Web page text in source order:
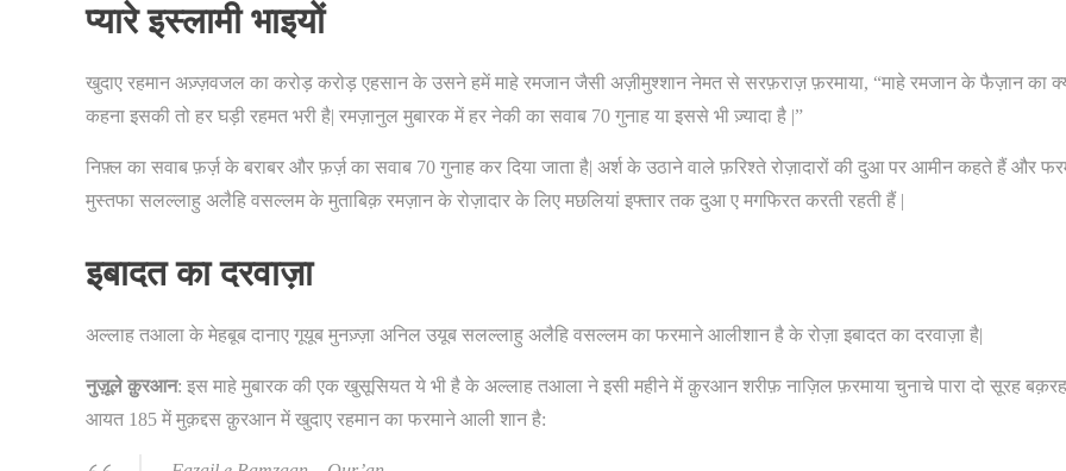
प्यारे इस्लामी भाइयों
खुदाए रहमान अज़्ज़वजल का करोड़ करोड़ एहसान के उसने हमें माहे रमजान जैसी अज़ीमुश्शान नेमत से सरफ़राज़ फ़रमाया, “माहे रमजान के फैज़ान का
कहना इसकी तो हर घड़ी रहमत भरी है| रमज़ानुल मुबारक में हर नेकी का सवाब 70 गुनाह या इससे भी ज़्यादा है |”
निफ़्ल का सवाब फ़र्ज़ के बराबर और फ़र्ज़ का सवाब 70 गुनाह कर दिया जाता है| अर्श के उठाने वाले फ़रिश्ते रोज़ादारों की दुआ पर आमीन कहते हैं और
मुस्तफा सलल्लाहु अलैहि वसल्लम के मुताबिक़ रमज़ान के रोज़ादार के लिए मछलियां इफ्तार तक दुआ ए मगफिरत करती रहती हैं |
इबादत का दरवाज़ा
अल्लाह तआला के मेहबूब दानाए गूयूब मुनज़्ज़ा अनिल उयूब सलल्लाहु अलैहि वसल्लम का फरमाने आलीशान है के रोज़ा इबादत का दरवाज़ा है|
नुज़ूले क़ुरआन: इस माहे मुबारक की एक खुसूसियत ये भी है के अल्लाह तआला ने इसी महीने में क़ुरआन शरीफ़ नाज़िल फ़रमाया चुनाचे पारा दो सूरह बक़रह
आयत 185 में मुक़द्दस क़ुरआन में खुदाए रहमान का फरमाने आली शान है: